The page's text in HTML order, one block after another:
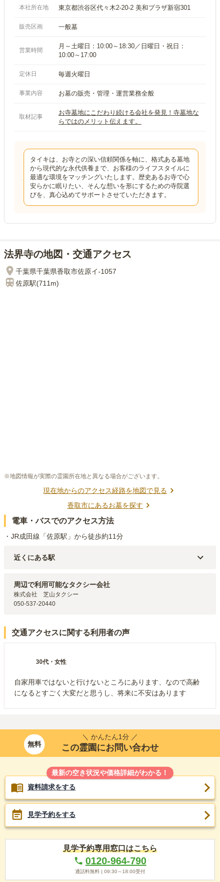
本社所在地 東京都渋谷区代々木2-20-2 美和プラザ新宿301
販売区画 一般墓
営業時間
月～土曜日：10:00～18:30／日曜日・祝日：
10:00～17:00
定休日 毎週火曜日
事業内容 お墓の販売・管理・運営業務全般
取材記事
お寺墓地にこだわり続ける会社を発見！寺墓地な
らではのメリット伝えます。
タイキは、お寺との深い信頼関係を軸に、格式ある墓地
から現代的な永代供養まで、お客様のライフスタイルに
最適な環境をマッチングいたします。歴史あるお寺で心
安らかに眠りたい、そんな想いを形にするための寺院選
びを、真心込めてサポートさせていただきます。
法界寺の地図・交通アクセス
千葉県千葉県香取市佐原イ-1057
佐原駅(711m)
※地図情報が実際の霊園所在地と異なる場合がございます。
現在地からのアクセス経路を地図で見る
香取市にあるお墓を探す
電車・バスでのアクセス方法
・JR成田線「佐原駅」から徒歩約11分
近くにある駅
周辺で利用可能なタクシー会社
株式会社　芝山タクシー
050-537-20440
交通アクセスに関する利用者の声
30代 ・ 女性
自家用車ではないと行けないところにあります、なので高齢
になるとすごく大変だと思うし、将来に不安はあります
無料
＼ かんたん1分 ／
この霊園にお問い合わせ
最新の空き状況や価格詳細がわかる！
資料請求をする
見学予約をする
見学予約専用窓口はこちら
0120-964-790
通話料無料 | 09:30～18:00受付